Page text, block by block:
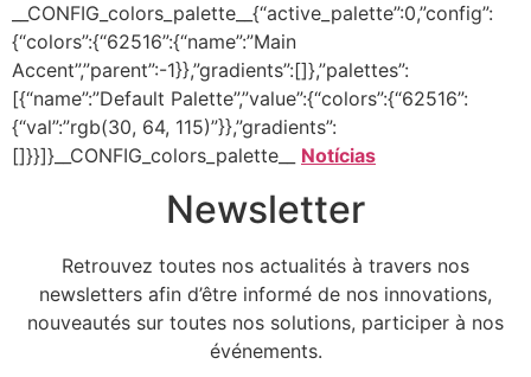
__CONFIG_colors_palette__{“active_palette”:0,”config”:
{“colors”:{“62516”:{“name”:”Main
Accent”,”parent”:-1}},”gradients”:[]},”palettes”:
[{“name”:”Default Palette”,”value”:{“colors”:{“62516”:
{“val”:”rgb(30, 64, 115)”}},”gradients”:
[]}}]}__CONFIG_colors_palette__ Notícias
Newsletter
Retrouvez toutes nos actualités à travers nos
newsletters afin d’être informé de nos innovations,
nouveautés sur toutes nos solutions, participer à nos
événements.